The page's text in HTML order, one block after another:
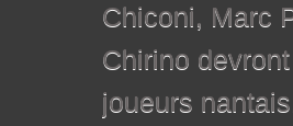
Chiconi, Marc
Chirino
joueurs